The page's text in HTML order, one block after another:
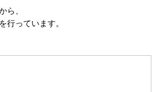
ら、
行っています。